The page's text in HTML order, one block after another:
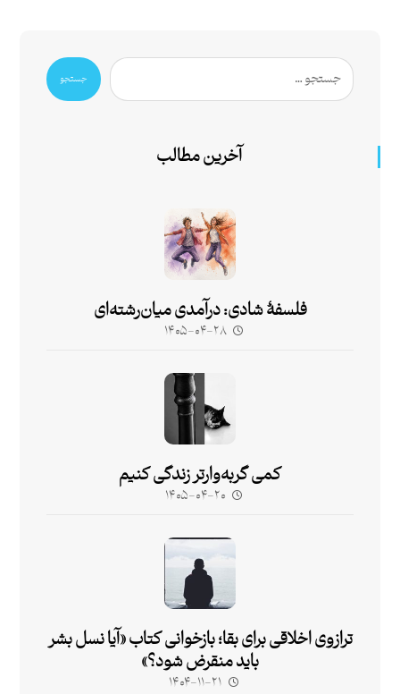
جستجو
آخرین مطالب
فلسفۀ شادی: درآمدی میان‌رشته‌ای
۱۴۰۵-۰۴-۲۸
کمی گربه‌وارتر زندگی کنیم
۱۴۰۵-۰۴-۲۰
ترازوی اخلاقی برای بقا؛ بازخوانی کتاب «آیا نسل بشر
باید منقرض شود؟»
۱۴۰۴-۱۱-۲۱